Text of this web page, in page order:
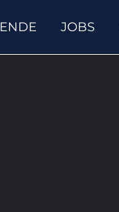
JOBS